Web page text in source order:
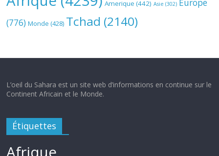
Amerique (442) Asie (302) Europe
(776) Monde (428) Tchad (2140)
L’oeil du Sahara est un site web d’informations en continue sur le
Continent Africain et le Monde.
Étiquettes
Afrique